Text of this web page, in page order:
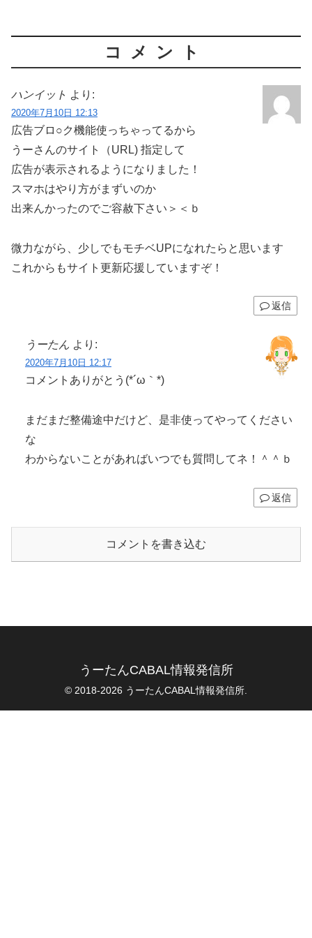
コメント
ハンイット より:
2020年7月10日 12:13
広告ブロ○ク機能使っちゃってるから
うーさんのサイト（URL) 指定して
広告が表示されるようになりました！
スマホはやり方がまずいのか
出来んかったのでご容赦下さい＞＜ｂ
微力ながら、少しでもモチベUPになれたらと思います
これからもサイト更新応援していますぞ！
返信
うーたん より:
2020年7月10日 12:17
コメントありがとう(*´ω｀*)
まだまだ整備途中だけど、是非使ってやってください
な
わからないことがあればいつでも質問してネ！＾＾ｂ
返信
コメントを書き込む
うーたんCABAL情報発信所
© 2018-2026 うーたんCABAL情報発信所.